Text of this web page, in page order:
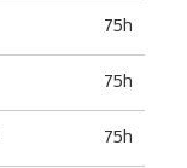
75h
75h
75h